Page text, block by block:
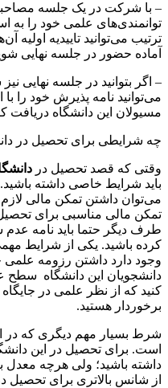
– با شرکت در یک جلسه مصاحبه
توانمندی‌های علمی خود را به
ترتیب می‌توانید تاییدیه اولیه
آماده حضور در جلسه نهایی
– اگر بتوانید در جلسه نهایی
می‌توانید نامه پذیرش خود را
مسیولان این دانشگاه دریافت
چه شرایطی برای تحصیل در
وقتی که قصد تحصیل در
باید شرایط خاصی داشته
می‌توان داشتن تمکن مالی لازم
تمکن مالی مناسبی برای
طرف دیگر حتما باید نامه
کرده باشید. یکی از شرایط
وجود دارد داشتن رزومه
دانشجویان این دانشگاه سطح
کنید که از نظر علمی در
برخوردار هستید.
شرط بسیار مهم دیگری که
داشته باشید؛ ولی هرچه معدل
از شانس بالاتری برای تحصیل